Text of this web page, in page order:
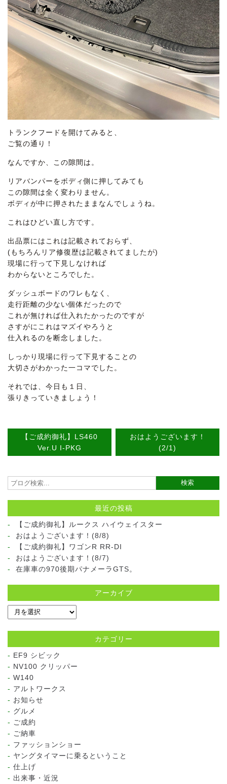
トランクフードを開けてみると、
ご覧の通り！
なんですか、この隙間は。
リアバンパーをボディ側に押してみても
この隙間は全く変わりません。
ボディが中に押されたままなんでしょうね。
これはひどい直し方です。
出品票にはこれは記載されておらず、
(もちろんリア修復歴は記載されてましたが)
現場に行って下見しなければ
わからないところでした。
ダッシュボードのワレもなく、
走行距離の少ない個体だったので
これが無ければ仕入れたかったのですが
さすがにこれはマズイやろうと
仕入れるのを断念しました。
しっかり現場に行って下見することの
大切さがわかった一コマでした。
それでは、今日も１日、
張りきっていきましょう！
【ご成約御礼】LS460
Ver.U I-PKG
おはようございます！
(2/1)
最近の投稿
【ご成約御礼】ルークス ハイウェイスター
おはようございます！(8/8)
【ご成約御礼】ワゴンR RR-DI
おはようございます！(8/7)
在庫車の970後期パナメーラGTS。
アーカイブ
カテゴリー
EF9 シビック
NV100 クリッパー
W140
アルトワークス
お知らせ
グルメ
ご成約
ご納車
ファッションショー
ヤングタイマーに乗るということ
仕上げ
出来事・近況